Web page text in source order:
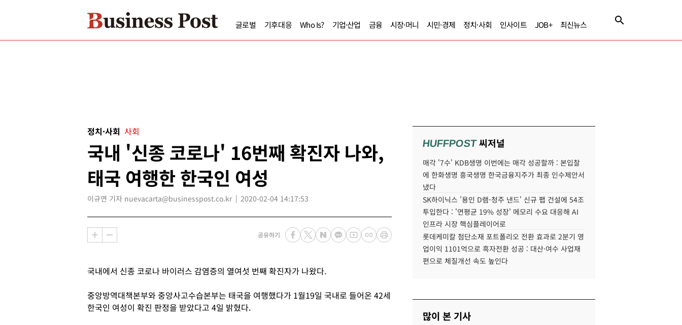
글로벌 기후대응 Who Is? 기업·산업 금융 시장·머니 시민·경제 정치·사회 인사이트 JOB+ 최신뉴스
정치·사회 사회
국내 '신종 코로나' 16번째 확진자 나와,
태국 여행한 한국인 여성
이규연 기자 nuevacarta@businesspost.co.kr 2020-02-04 14:17:53
공유하기
국내에서 신종 코로나 바이러스 감염증의 열여섯 번째 확진자가 나왔다.
중앙방역대책본부와 중앙사고수습본부는 태국을 여행했다가 1월19일 국내로 들어온 42세
한국인 여성이 확진 판정을 받았다고 4일 밝혔다.
HUFFPOST씨저널
매각 '7수' KDB생명 이번에는 매각 성공할까 : 본입찰
에 한화생명 흥국생명 한국금융지주가 최종 인수제안서
냈다
SK하이닉스 '용인 D램-청주 낸드' 신규 팹 건설에 54조
투입한다 : '연평균 19% 성장' 메모리 수요 대응해 AI
인프라 시장 핵심플레이어로
롯데케미칼 첨단소재 포트폴리오 전환 효과로 2분기 영
업이익 1101억으로 흑자전환 성공 : 대산·여수 사업재
편으로 체질개선 속도 높인다
많이 본 기사